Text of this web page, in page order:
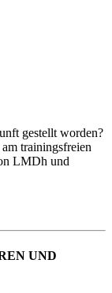
gestellt worden?
trainingsfreien
LMDh und
UND